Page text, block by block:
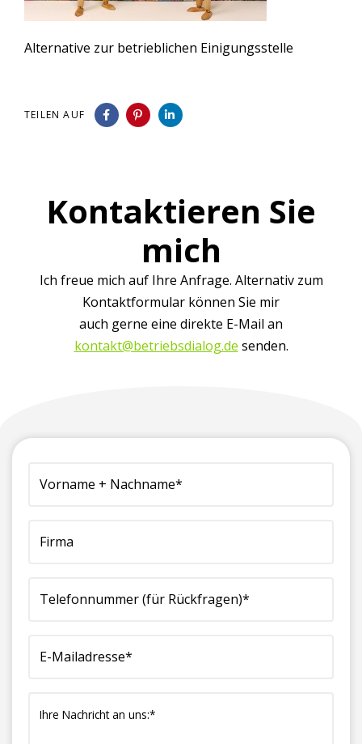
Alternative zur betrieblichen Einigungsstelle
TEILEN AUF
Kontaktieren Sie
mich
Ich freue mich auf Ihre Anfrage. Alternativ zum
Kontaktformular können Sie mir
auch gerne eine direkte E-Mail an
kontakt@betriebsdialog.de senden.
Vorname
Nachname*
Firma
Telefonnummer
Rückfragen)*
E-
(erforderlich)
Ihre
(erforderlich)
(erforderlich)